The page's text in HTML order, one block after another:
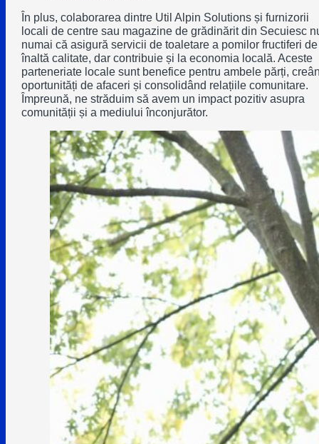
În plus, colaborarea dintre Util Alpin Solutions și furnizorii
locali de centre sau magazine de grădinărit din Secuiesc
numai că asigură servicii de toaletare a pomilor fructiferi de
înaltă calitate, dar contribuie și la economia locală. Aceste
parteneriate locale sunt benefice pentru ambele părți,
oportunități de afaceri și consolidând relațiile comunitare.
Împreună, ne străduim să avem un impact pozitiv asupra
comunității și a mediului înconjurător.